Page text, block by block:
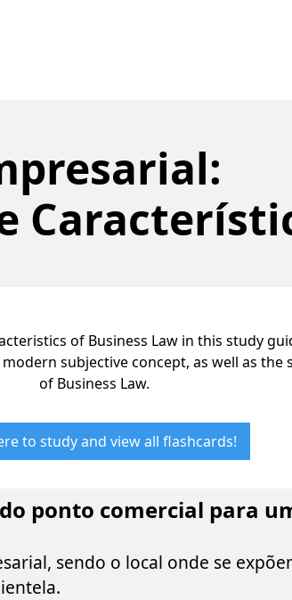
of Business Law in this study
subjective concept, as well as the
of Business Law.
to study and view all flashcards!
ponto comercial para
sendo o local onde se